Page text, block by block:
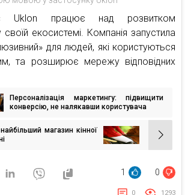
Uklon працює над розвитком
своїй екосистемі. Компанія запустила
для людей, які користуються
та розширює мережу відповідних
Персоналізація маркетингу: підвищити
конверсію, не налякавши користувача
магазин кінної
1 0
0 1293